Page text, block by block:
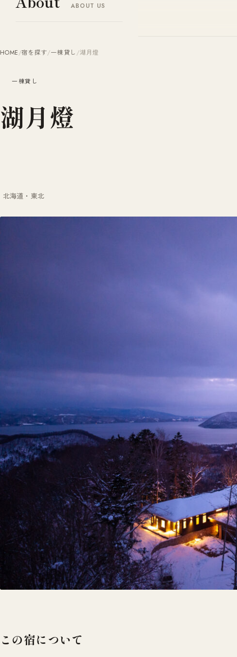
ABOUT US
HOME/宿を探す/一棟貸し /湖月燈
一棟貸し
湖月燈
北海道・東北
この宿について